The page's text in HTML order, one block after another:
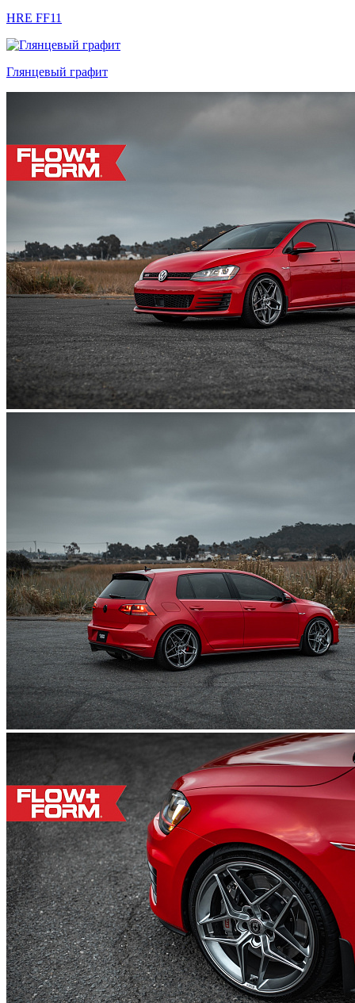
HRE FF11
Глянцевый графит